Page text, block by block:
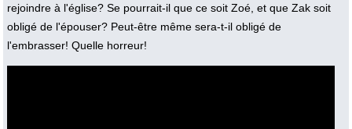
rejoindre à l'église? Se pourrait-il que ce soit Zoé, et que Zak soit
obligé de l'épouser? Peut-être même sera-t-il obligé de
l'embrasser! Quelle horreur!